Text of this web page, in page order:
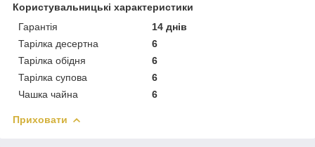
Користувальницькі характеристики
Гарантія
14 днів
Тарілка десертна
6
Тарілка обідня
6
Тарілка супова
6
Чашка чайна
6
Приховати